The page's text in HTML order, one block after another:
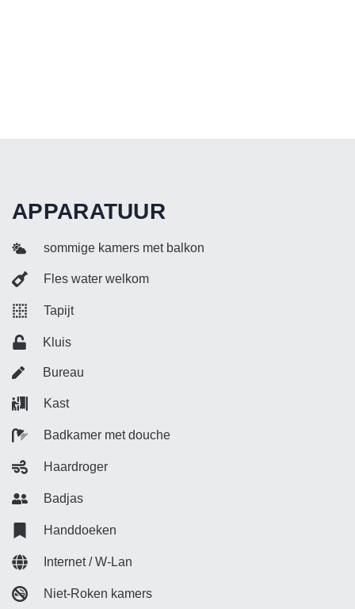
APPARATUUR
sommige kamers met balkon
Fles water welkom
Tapijt
Kluis
Bureau
Kast
Badkamer met douche
Haardroger
Badjas
Handdoeken
Internet / W-Lan
Niet-Roken kamers